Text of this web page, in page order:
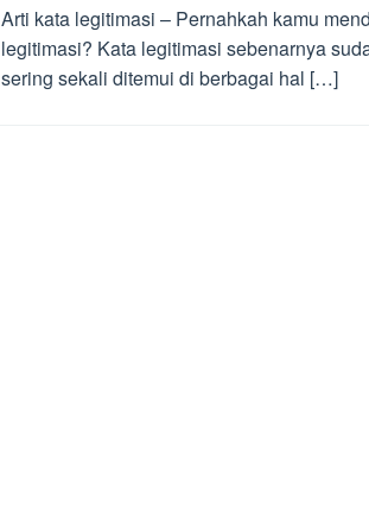
Arti kata legitimasi – Pernahkah kamu
legitimasi? Kata legitimasi sebenarnya
sering sekali ditemui di berbagai hal […]